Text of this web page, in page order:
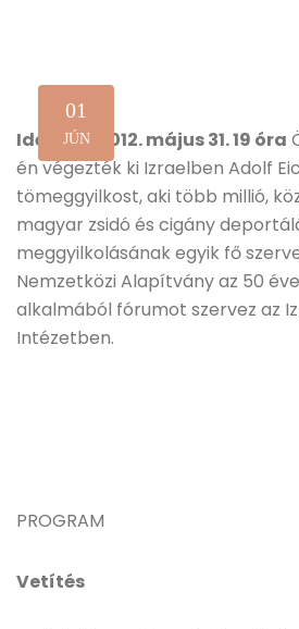
01
JÚN
Időpont: 2012. május 31. 19 óra
én végezték ki Izraelben Adolf
tömeggyilkost, aki több millió,
magyar zsidó és cigány
meggyilkolásának egyik fő
Nemzetközi Alapítvány az 50
alkalmából fórumot szervez az
Intézetben.
PROGRAM
Vetítés